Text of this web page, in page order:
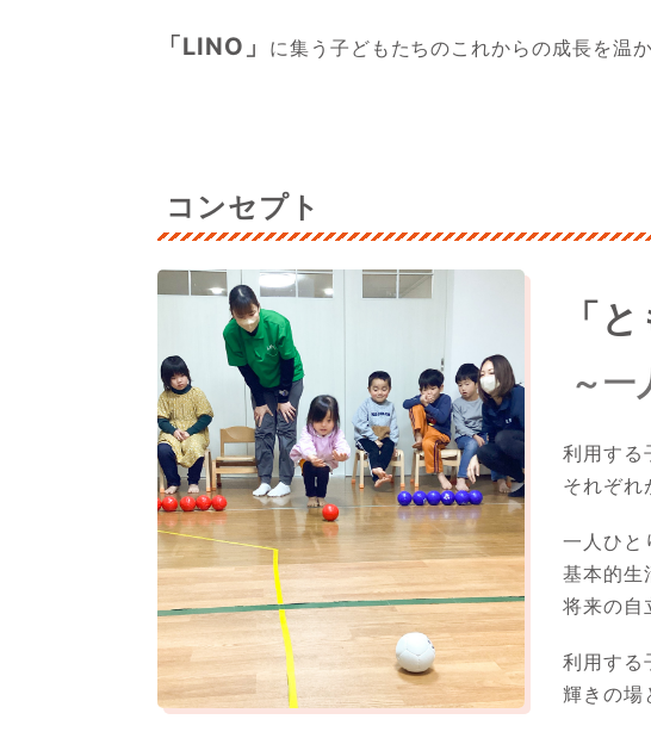
「LINO」 に集う子どもたちのこれからの成長を温
コンセプト
「
～一
利用する
それぞれ
一人ひと
基本的生
将来の自
利用する
輝きの場